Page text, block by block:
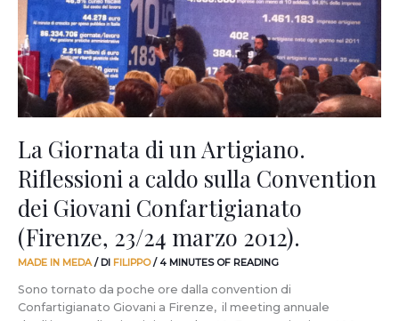
La Giornata di un Artigiano.
Riflessioni a caldo sulla Convention
dei Giovani Confartigianato
(Firenze, 23/24 marzo 2012).
MADE IN MEDA/ DI FILIPPO/4 MINUTES OF READING
Sono tornato da poche ore dalla convention di
Confartigianato Giovani a Firenze, il meeting annuale
Riflessioni
caldo
sulla
Convention
dei
Giovani
(Firenze,
23/24
marzo
2012).